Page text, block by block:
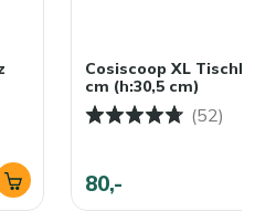
Cosiscoop XL
cm (h:30,5 cm)
(52)
80,-